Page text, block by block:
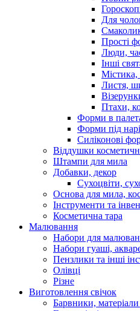
Для
Прості
Люди,
Інші
Містика,
Листя,
Птахи,
Форми в
Форми під
Силіконові
Віддушки
Штампи для мила
Добавки, декор
Сухоцвіти,
Основа для мила,
Інструменти та
Косметична тара
Малювання
Набори для
Набори гуаші,
Пензлики та інші
Олівці
Різне
Виготовлення свічок
Барвники, матеріали